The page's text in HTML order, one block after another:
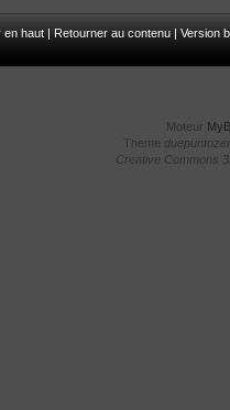
en haut | Retourner au contenu | Version
Moteur
Theme
Creative Commons